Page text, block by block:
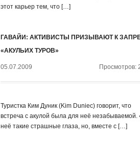
этот карьер тем, что […]
ГАВАЙИ: АКТИВИСТЫ ПРИЗЫВАЮТ К
«АКУЛЬИХ ТУРОВ»
05.07.2009 Просмотров:
Туристка Ким Дуник (Kim Duniec) говорит, что
встреча с акулой была для неё незабываемой.
неё такие страшные глаза, но, вместе с […]